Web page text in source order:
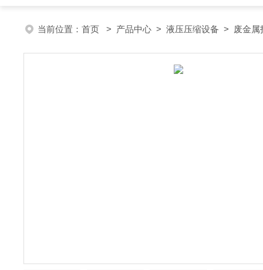
当前位置： 首页 > 产品中心 > 液压压缩设备 > 废金属